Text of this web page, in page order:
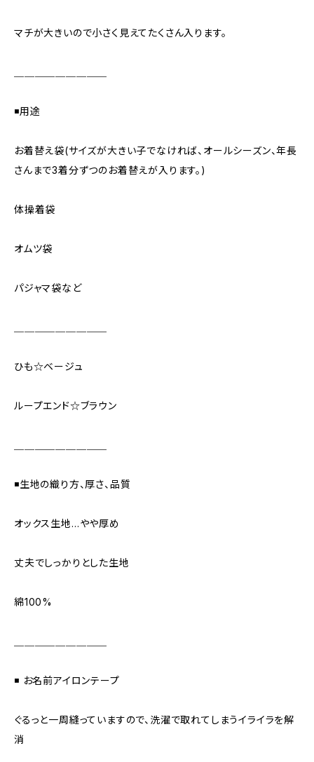
マチが大きいので小さく見えてたくさん入ります。
◾️用途
お着替え袋(サイズが大きい子でなければ、オールシーズン、年長
さんまで3着分ずつのお着替えが入ります。)
体操着袋
オムツ袋
パジャマ袋など
ひも☆ベージュ
ループエンド☆ブラウン
◾️生地の織り方、厚さ、品質
オックス生地…やや厚め
丈夫でしっかりとした生地
綿100%
◾️ お名前アイロンテープ
ぐるっと一周縫っていますので、洗濯で取れてしまうイライラを解
消